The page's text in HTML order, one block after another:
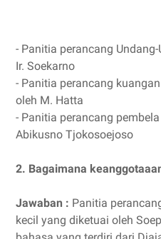
- Panitia perancang
Ir. Soekarno
- Panitia perancang
oleh M. Hatta
- Panitia perancang
Abikusno Tjokosoejoso
2. Bagaimana
Jawaban : Panitia
kecil yang diketuai oleh